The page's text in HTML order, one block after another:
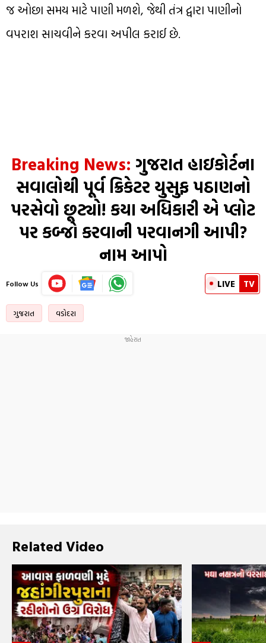
જ ઓછા સમય માટે પાણી મળશે, જેથી તંત્ર દ્વારા પાણીનો
વપરાશ સાચવીને કરવા અપીલ કરાઈ છે.
Breaking News: ગુજરાત હાઇકોર્ટના
સવાલોથી પૂર્વ ક્રિકેટર યુસુફ પઠાણનો
પરસેવો છૂટ્યો! કયા અધિકારી એ પ્લોટ
પર કબ્જો કરવાની પરવાનગી આપી?
નામ આપો
Follow Us LIVE TV
ગુજરાત વડોદરા
Related Video